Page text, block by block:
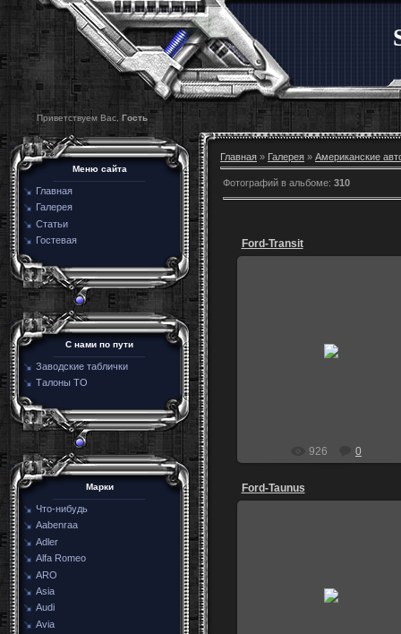
Приветствуем Вас, Гость
Меню сайта
Главная
Галерея
Статьи
Гостевая
С нами по пути
Заводские таблички
Талоны ТО
Марки
Что-нибудь
Aabenraa
Adler
Alfa Romeo
ARO
Asia
Audi
Avia
Главная » Галерея » Американские
Фотографий в альбоме: 310
Ford-Transit
Албания.
926 0
Ford-Taunus
Турция